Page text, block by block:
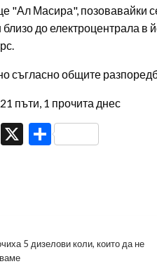
"Ал Масира", позовавайки
близо до електроцентрала
съгласно общите
пъти, 1 прочита днес
LinkedIn
X Share
5 дизелови коли, които да не